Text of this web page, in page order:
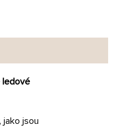
ledové
jako jsou